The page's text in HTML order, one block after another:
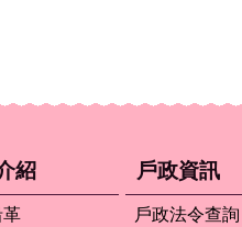
紹
革
戶政資訊
戶政法令查詢